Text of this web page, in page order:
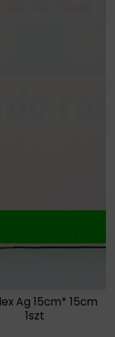
Ag 15cm* 15cm
1szt